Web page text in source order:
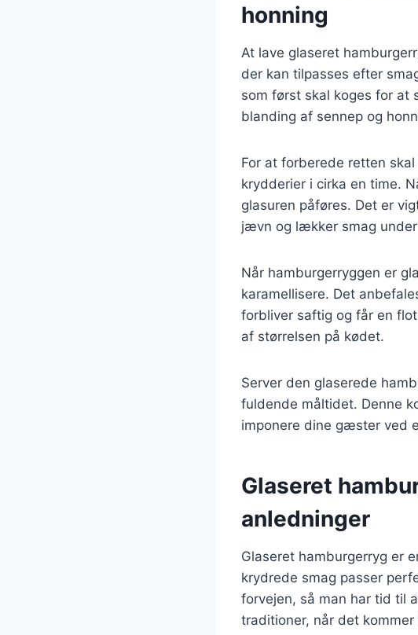
honning
At lave glaseret
der kan tilpasses efter
som først skal koges for at
blanding af sennep og
For at forberede retten
krydderier i cirka en time.
glasuren påføres. Det er
jævn og lækker smag
Når hamburgerryggen er
karamellisere. Det
forbliver saftig og får en
af størrelsen på kødet.
Server den glaserede
fuldende måltidet. Denne
imponere dine gæster ved
Glaseret
anledninger
Glaseret hamburgerryg er
krydrede smag passer
forvejen, så man har tid til
traditioner, når det